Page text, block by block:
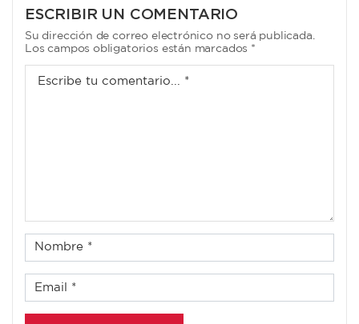
ENTRADAS
ESCRIBIR UN COMENTARIO
Su dirección de correo electrónico no será publicada.
Los campos obligatorios están marcados *